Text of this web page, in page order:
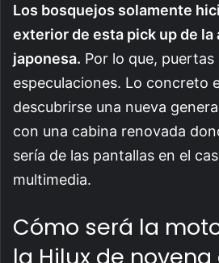
Los bosquejos solamente
exterior de esta pick up de
japonesa. Por lo que,
especulaciones. Lo concreto
descubrirse una nueva
con una cabina renovada
sería de las pantallas en el
multimedia.
Cómo será la
la Hilux de